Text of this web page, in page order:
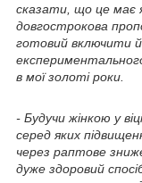
сказати, що це має
довгострокова
готовий включити
в мої золоті роки.
- Будучи жінкою у
серед яких
через раптове
дуже здоровий